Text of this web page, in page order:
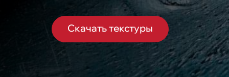
Скачать текстуры